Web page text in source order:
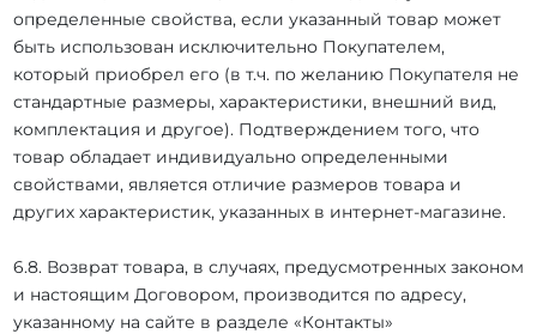
определенные свойства, если указанный товар может
быть использован исключительно Покупателем,
который приобрел его (в т.ч. по желанию Покупателя не
стандартные размеры, характеристики, внешний вид,
комплектация и другое). Подтверждением того, что
товар обладает индивидуально определенными
свойствами, является отличие размеров товара и
других характеристик, указанных в интернет-магазине.
6.8. Возврат товара, в случаях, предусмотренных законом
и настоящим Договором, производится по адресу,
указанному на сайте в разделе «Контакты»